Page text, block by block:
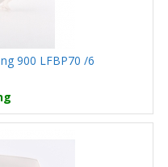
900 LFBP70 /6